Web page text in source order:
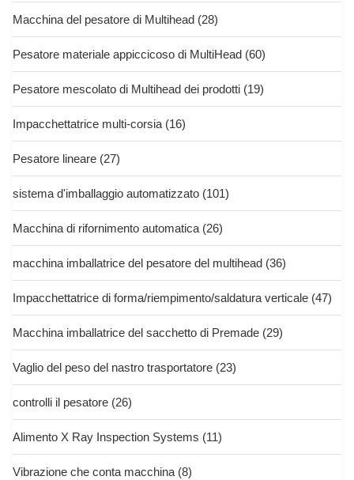
Macchina del pesatore di Multihead (28)
Pesatore materiale appiccicoso di MultiHead (60)
Pesatore mescolato di Multihead dei prodotti (19)
Impacchettatrice multi-corsia (16)
Pesatore lineare (27)
sistema d'imballaggio automatizzato (101)
Macchina di rifornimento automatica (26)
macchina imballatrice del pesatore del multihead (36)
Impacchettatrice di forma/riempimento/saldatura verticale (47)
Macchina imballatrice del sacchetto di Premade (29)
Vaglio del peso del nastro trasportatore (23)
controlli il pesatore (26)
Alimento X Ray Inspection Systems (11)
Vibrazione che conta macchina (8)